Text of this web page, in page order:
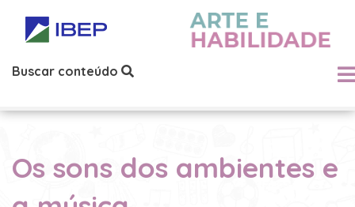
Buscar conteúdo
Os sons dos ambientes e